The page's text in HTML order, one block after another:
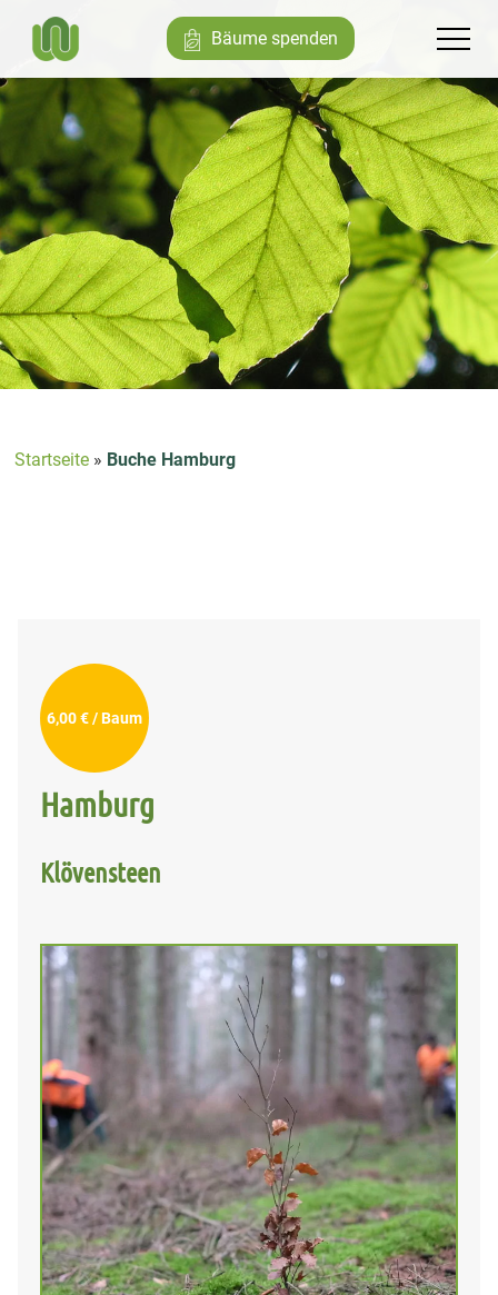
Bäume spenden
Startseite » Buche Hamburg
6,00 € / Baum
Hamburg
Klövensteen